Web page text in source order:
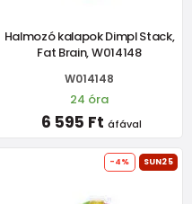
Halmozó kalapok Dimpl Stack,
Fat Brain, W014148
W014148
24 óra
6 595 Ft áfával
-4% SUN25